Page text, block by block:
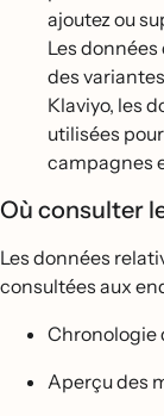
ajoutez ou
Les
des
Klaviyo, les
utilisées
campagnes
Où consulter
Les données
consultées aux
Chronologie
Aperçu des